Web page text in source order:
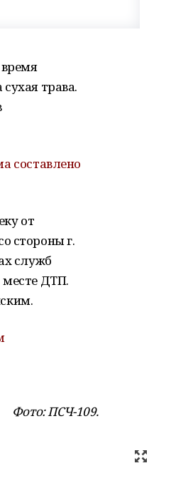
трава.
составлено
от
стороны г.
служб
месте ДТП.
Фото: ПСЧ-109.